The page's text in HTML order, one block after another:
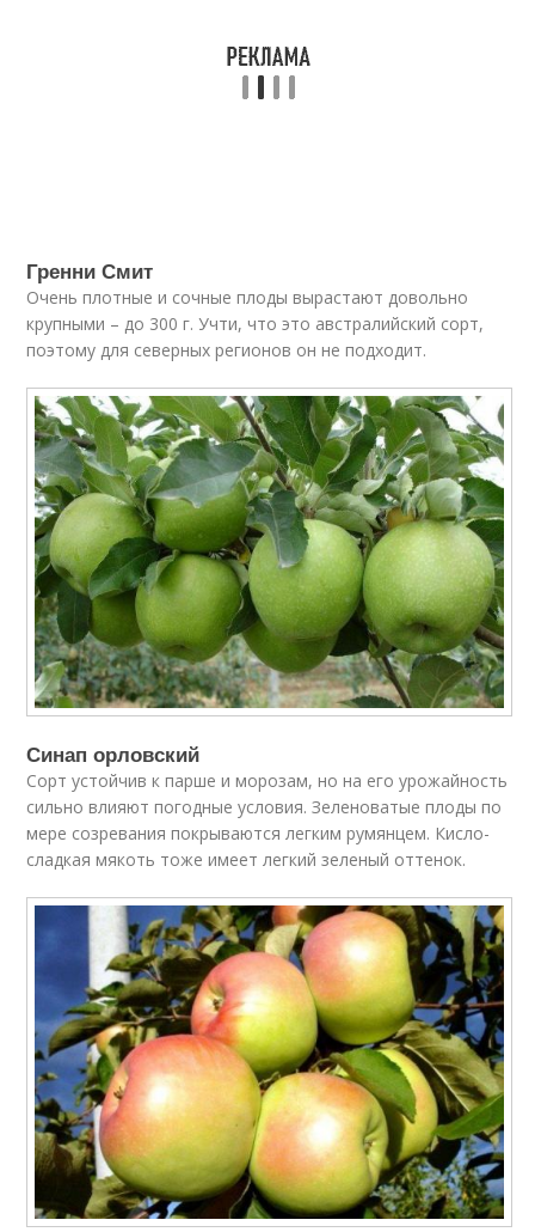
Гренни Смит
Очень плотные и сочные плоды вырастают довольно
крупными – до 300 г. Учти, что это австралийский сорт,
поэтому для северных регионов он не подходит.
Синап орловский
Сорт устойчив к парше и морозам, но на его урожайность
сильно влияют погодные условия. Зеленоватые плоды по
мере созревания покрываются легким румянцем. Кисло-
сладкая мякоть тоже имеет легкий зеленый оттенок.